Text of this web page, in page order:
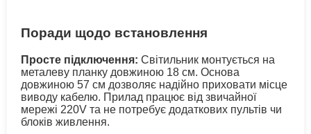
Поради щодо встановлення
Просте підключення: Світильник монтується на
металеву планку довжиною 18 см. Основа
довжиною 57 см дозволяє надійно приховати місце
виводу кабелю. Прилад працює від звичайної
мережі 220V та не потребує додаткових пультів чи
блоків живлення.